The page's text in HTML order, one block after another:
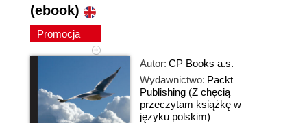
(ebook)
Promocja
Autor: CP Books a.s.
Wydawnictwo: Packt
Publishing (Z chęcią
przeczytam książkę w
języku polskim)